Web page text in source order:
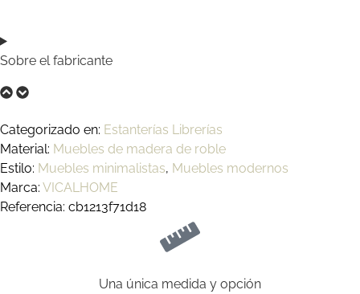
Sobre el fabricante
Categorizado en: Estanterías Librerías
Material: Muebles de madera de roble
Estilo: Muebles minimalistas, Muebles modernos
Marca: VICALHOME
Referencia: cb1213f71d18
Una única medida y opción